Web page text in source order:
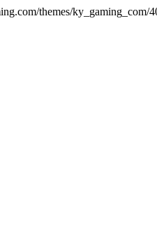
themes/ky_gaming_com/